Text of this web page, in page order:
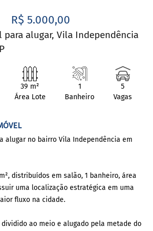
R$ 5.000,00
para alugar, Vila Independência
39 m²
Área Lote
1
Banheiro
5
Vagas
alugar no bairro Vila Independência em
distribuídos em salão, 1 banheiro, área
uma localização estratégica em uma
fluxo na cidade.
dividido ao meio e alugado pela metade do